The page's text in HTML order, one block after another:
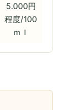
5.000円
程度/100
ｍｌ